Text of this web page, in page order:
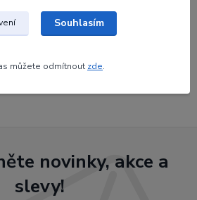
novinky, akce a
slevy!
Souhlasím
můžete odmítnout zde.